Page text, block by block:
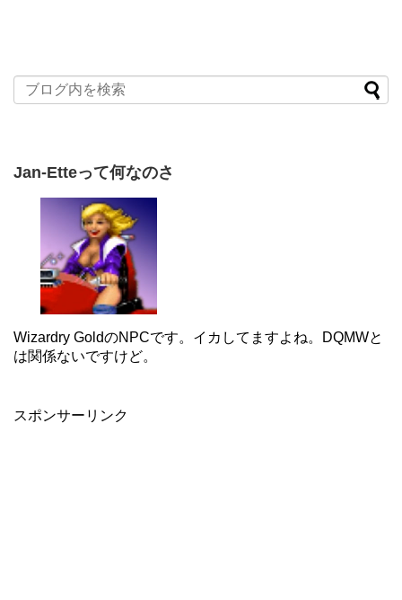
Jan-Etteって何なのさ
Wizardry GoldのNPCです。イカしてますよね。DQMWと
は関係ないですけど。
スポンサーリンク